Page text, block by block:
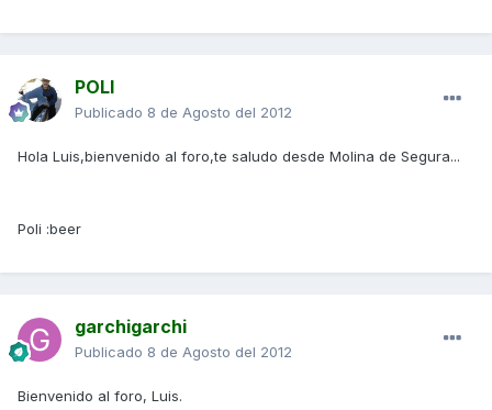
POLI
Publicado 8 de Agosto del 2012
Hola Luis,bienvenido al foro,te saludo desde Molina de Segura...
Poli :beer
garchigarchi
Publicado 8 de Agosto del 2012
Bienvenido al foro, Luis.